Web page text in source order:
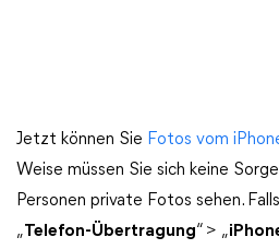
Jetzt können Sie Fotos vom
Weise müssen Sie sich keine
Personen private Fotos sehen.
„Telefon-Übertragung“ > „